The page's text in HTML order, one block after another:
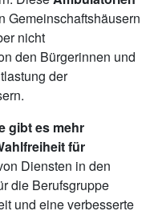
Gemeinschaftshäusern
nicht
den Bürgerinnen und
der
gibt es mehr
für
Diensten in den
die Berufsgruppe
und eine verbesserte